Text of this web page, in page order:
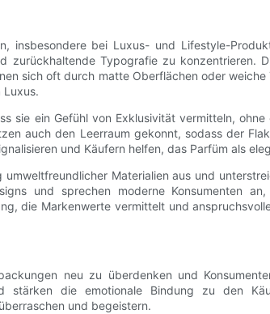
insbesondere bei Luxus- und Lifestyle-
Typografie zu konzentrieren.
sich oft durch matte Oberflächen oder
Luxus.
sie ein Gefühl von Exklusivität vermitteln,
auch den Leerraum gekonnt, sodass der
und Käufern helfen, das Parfüm als
Materialien aus und
und sprechen moderne Konsumenten
die Markenwerte vermittelt und
neu zu überdenken und
stärken die emotionale Bindung zu den
und begeistern.